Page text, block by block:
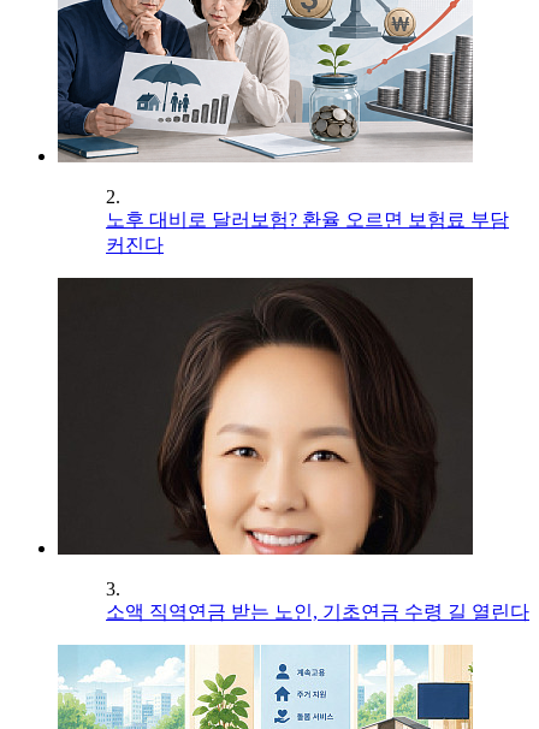
2.
노후 대비로 달러보험? 환율 오르면 보험료 부담
커진다
3.
소액 직역연금 받는 노인, 기초연금 수령 길 열린다